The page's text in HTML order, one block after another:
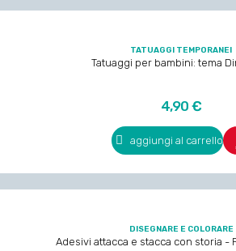
TATUAGGI TEMPORANEI
Tatuaggi per bambini: tema
Prezzo
4,90 €
aggiungi al carrello
DISEGNARE E COLORARE
Adesivi attacca e stacca con storia -